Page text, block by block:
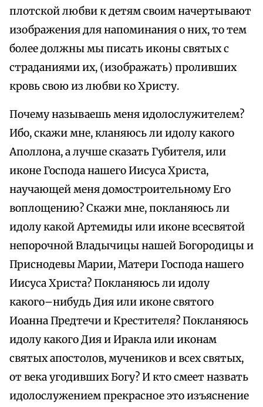
плотской любви к детям своим начертывают
изображения для напоминания о них, то тем
более должны мы писать иконы святых с
страданиями их, (изображать) проливших
кровь свою из любви ко Христу.
Почему называешь меня идолослужителем?
Ибо, скажи мне, кланяюсь ли идолу какого
Аполлона, а лучше сказать Губителя, или
иконе Господа нашего Иисуса Христа,
научающей меня домостроительному Его
воплощению? Скажи мне, покланяюсь ли
идолу какой Артемиды или иконе всесвятой
непорочной Владычицы нашей Богородицы и
Приснодевы Марии, Матери Господа нашего
Иисуса Христа? Покланяюсь ли идолу
какого–нибудь Дия или иконе святого
Иоанна Предтечи и Крестителя? Покланяюсь
идолу какого Дия и Иракла или иконам
святых апостолов, мучеников и всех святых,
от века угодивших Богу? И кто смеет назвать
идолослужением прекрасное это изъяснение